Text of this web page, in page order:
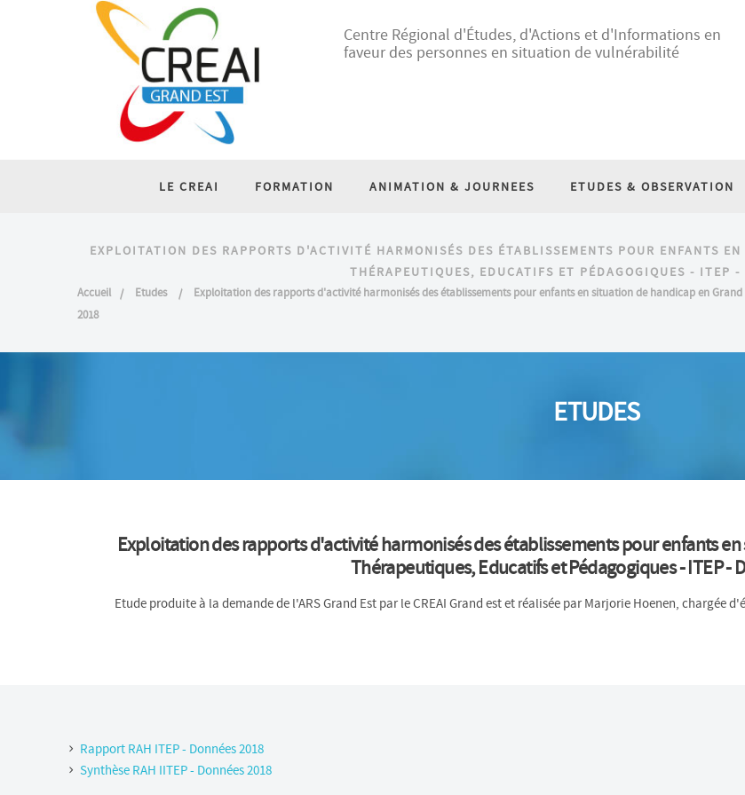
Centre Régional d'Études, d'Actions et d'Informations en
faveur des personnes en situation de vulnérabilité
LE CREAI FORMATION ANIMATION & JOURNEES ETUDES & OBSERVATION
EXPLOITATION DES RAPPORTS D'ACTIVITÉ HARMONISÉS DES ÉTABLISSEMENTS POUR ENFANTS
THÉRAPEUTIQUES, EDUCATIFS ET PÉDAGOGIQUES - ITEP -
Accueil Etudes
Exploitation des rapports d'activité harmonisés des établissements pour enfants en situation de handicap en
2018
ETUDES
Exploitation des rapports d'activité harmonisés des établissements pour enfants
Thérapeutiques, Educatifs et Pédagogiques - ITEP -
Etude produite à la demande de l'ARS Grand Est par le CREAI Grand est et réalisée par Marjorie Hoenen, chargée
Rapport RAH ITEP - Données 2018
Synthèse RAH IITEP - Données 2018